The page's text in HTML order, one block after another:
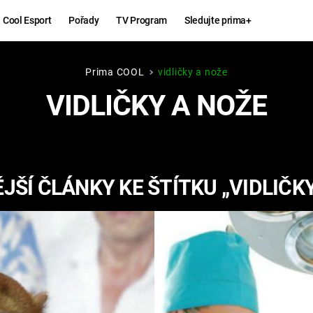
Cool Esport Pořady TV Program Sledujte prima+
Hry
KINGDOM
COME:
DELIVERANCE
ESPORT
Zábava
KOMEDIE
CHUCK
NORRIS
Prima COOL vidličky a nože
VIDLIČKY A NOŽE
ČLÁNKY KE ŠTÍTKU